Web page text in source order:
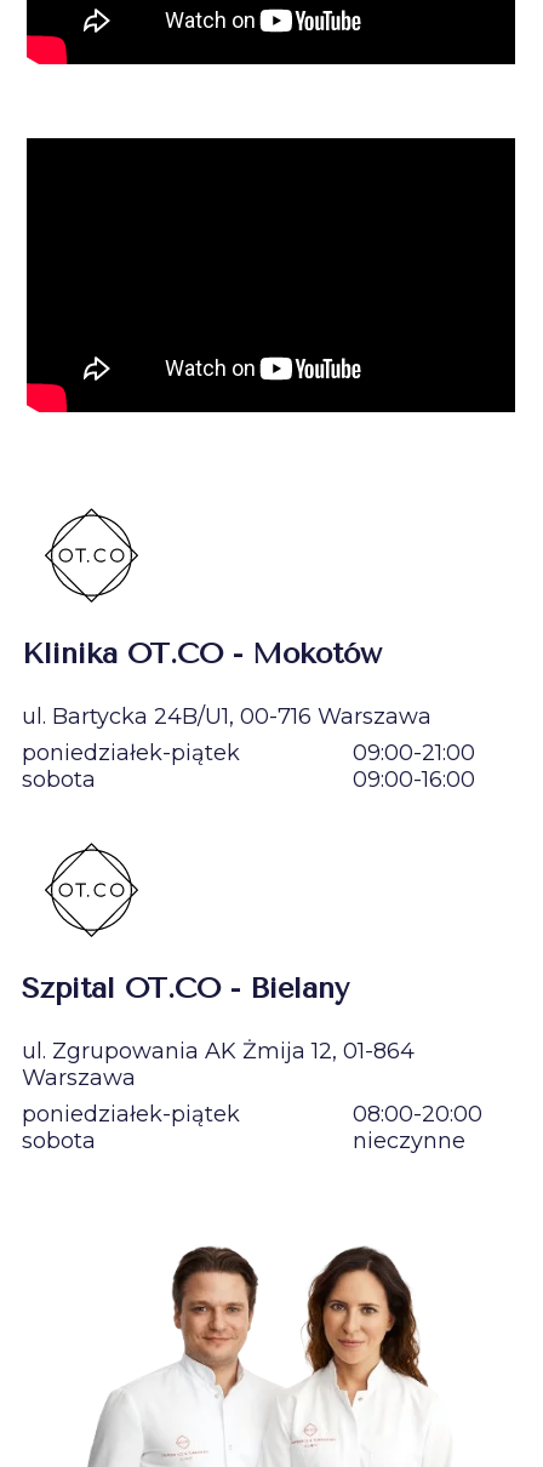
Klinika OT.CO - Mokotów
ul. Bartycka 24B/U1, 00-716 Warszawa
poniedziałek-piątek
09:00-21:00
sobota
09:00-16:00
Szpital OT.CO - Bielany
ul. Zgrupowania AK Żmija 12, 01-864
Warszawa
poniedziałek-piątek
08:00-20:00
sobota
nieczynne